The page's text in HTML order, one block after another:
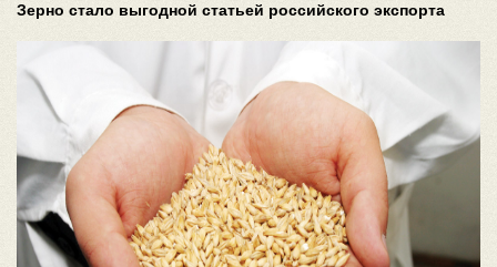
Зерно стало выгодной статьей российского экспорта